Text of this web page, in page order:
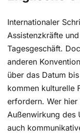
Internationaler
Assistenzkräfte
Tagesgeschäft.
anderen
über das Datum
kommen kulturelle
erfordern. Wer
Außenwirkung des
auch